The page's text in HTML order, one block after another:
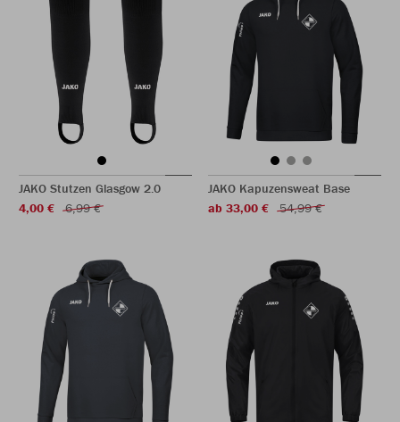
JAKO Stutzen Glasgow 2.0
4,00 €
6,99 €
JAKO Kapuzensweat Base
ab 33,00 €
54,99 €